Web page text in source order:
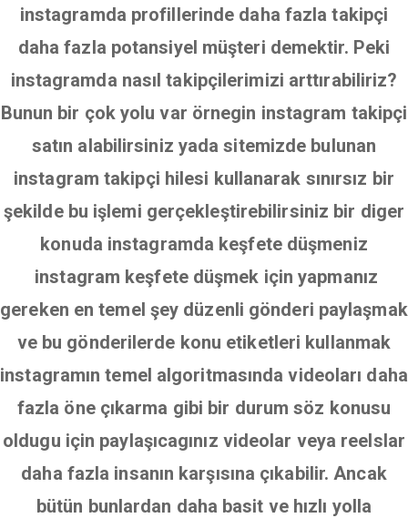
instagramda profillerinde daha fazla takipçi
daha fazla potansiyel müşteri demektir. Peki
instagramda nasıl takipçilerimizi arttırabiliriz?
Bunun bir çok yolu var örnegin instagram takipçi
satın alabilirsiniz yada sitemizde bulunan
instagram takipçi hilesi kullanarak sınırsız bir
şekilde bu işlemi gerçekleştirebilirsiniz bir diger
konuda instagramda keşfete düşmeniz
instagram keşfete düşmek için yapmanız
gereken en temel şey düzenli gönderi paylaşmak
ve bu gönderilerde konu etiketleri kullanmak
instagramın temel algoritmasında videoları daha
fazla öne çıkarma gibi bir durum söz konusu
oldugu için paylaşıcagınız videolar veya reelslar
daha fazla insanın karşısına çıkabilir. Ancak
bütün bunlardan daha basit ve hızlı yolla